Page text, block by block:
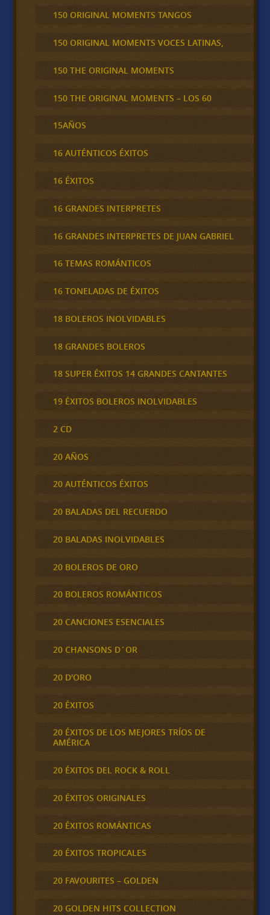
150 ORIGINAL MOMENTS TANGOS
150 ORIGINAL MOMENTS VOCES LATINAS,
150 THE ORIGINAL MOMENTS
150 THE ORIGINAL MOMENTS – LOS 60
15AÑOS
16 AUTÉNTICOS ÉXITOS
16 ÉXITOS
16 GRANDES INTERPRETES
16 GRANDES INTERPRETES DE JUAN GABRIEL
16 TEMAS ROMÁNTICOS
16 TONELADAS DE ÉXITOS
18 BOLEROS INOLVIDABLES
18 GRANDES BOLEROS
18 SUPER ÉXITOS 14 GRANDES CANTANTES
19 ÉXITOS BOLEROS INOLVIDABLES
2 CD
20 AÑOS
20 AUTÉNTICOS ÉXITOS
20 BALADAS DEL RECUERDO
20 BALADAS INOLVIDABLES
20 BOLEROS DE ORO
20 BOLEROS ROMÁNTICOS
20 CANCIONES ESENCIALES
20 CHANSONS D´OR
20 D'ORO
20 ÉXITOS
20 ÉXITOS DE LOS MEJORES TRÍOS DE
AMÉRICA
20 ÉXITOS DEL ROCK & ROLL
20 ÉXITOS ORIGINALES
20 ÉXITOS ROMÁNTICAS
20 ÉXITOS TROPICALES
20 FAVOURITES – GOLDEN
20 GOLDEN HITS COLLECTION